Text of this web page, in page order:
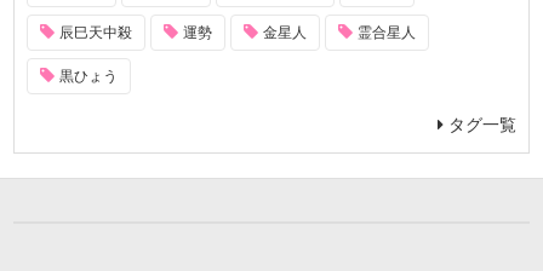
辰巳天中殺 運勢 金星人 霊合星人
黒ひょう
タグ一覧